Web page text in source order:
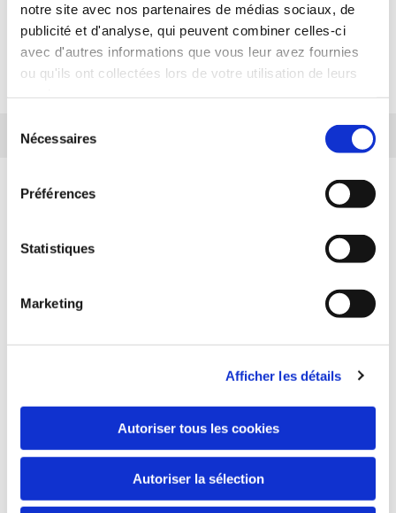
notre site avec nos partenaires de médias sociaux, de
publicité et d'analyse, qui peuvent combiner celles-ci
avec d'autres informations que vous leur avez fournies
ou qu'ils ont collectées lors de votre utilisation de leurs
Nécessaires
Préférences
Statistiques
Marketing
Afficher les détails
Autoriser tous les cookies
Autoriser la sélection
grandes marques d'instruments, pour tous les
styles et tous les budgets : Yamaha, Fender,
Korg, Roland...
Paiements sécurisés